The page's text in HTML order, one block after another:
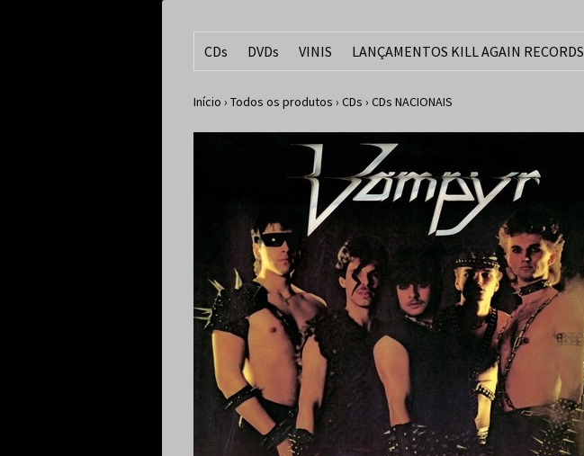
CDs DVDs VINIS LANÇAMENTOS KILL AGAIN RECORDS
Início › Todos os produtos › CDs › CDs NACIONAIS